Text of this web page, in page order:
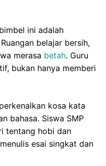
ini adalah
belajar bersih,
merasa betah. Guru
bukan hanya memberi
kosa kata
bahasa. Siswa SMP
tentang hobi dan
esai singkat dan